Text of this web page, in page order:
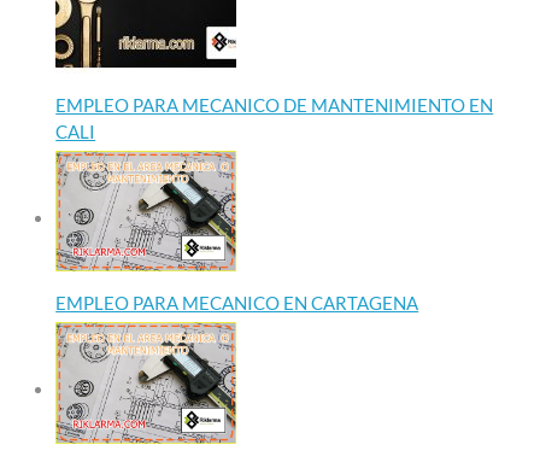
EMPLEO PARA MECANICO DE MANTENIMIENTO EN
CALI
EMPLEO PARA MECANICO EN CARTAGENA